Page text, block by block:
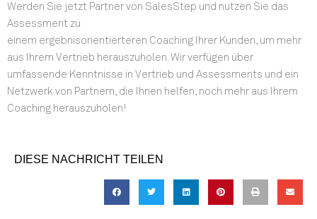
Werden Sie jetzt Partner von SalesStep und nutzen Sie das
Assessment zu
einem ergebnisorientierteren Coaching Ihrer Kunden, um mehr
aus Ihrem Vertrieb herauszuholen. Wir verfügen über
umfassende Kenntnisse in Vertrieb und Assessments und ein
Netzwerk von Partnern, die Ihnen helfen, noch mehr aus Ihrem
Coaching herauszuholen!
DIESE NACHRICHT TEILEN